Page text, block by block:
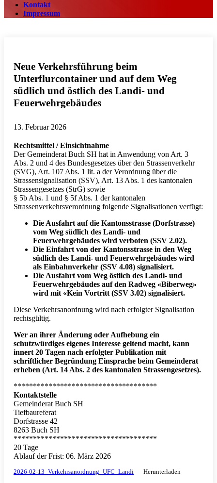
Kontakt
Impressum
Neue Verkehrsführung beim
Unterflurcontainer und auf dem Weg
südlich und östlich des Landi- und
Feuerwehrgebäudes
13. Februar 2026
Rechtsmittel / Einsichtnahme
Der Gemeinderat Buch SH hat in Anwendung von Art. 3
Abs. 2 und 4 des Bundesgesetzes über den Strassenverkehr
(SVG), Art. 107 Abs. 1 lit. a der Verordnung über die
Strassensignalisation (SSV), Art. 13 Abs. 1 des kantonalen
Strassengesetzes (StrG) sowie
§ 5b Abs. 1 und § 5f Abs. 1 der kantonalen
Strassenverkehrsverordnung folgende Signalisationen verfügt:
Die Ausfahrt auf die Kantonsstrasse (Dorfstrasse)
vom Weg südlich des Landi- und
Feuerwehrgebäudes wird verboten (SSV 2.02).
Die Einfahrt von der Kantonsstrasse in den Weg
südlich des Landi- und Feuerwehrgebäudes wird
als Einbahnverkehr (SSV 4.08) signalisiert.
Die Ausfahrt vom Weg östlich des Landi- und
Feuerwehrgebäudes auf den Radweg «Biberweg»
wird mit «Kein Vortritt (SSV 3.02) signalisiert.
Diese Verkehrsanordnung wird nach erfolgter Signalisation
rechtsgültig.
Wer an ihrer Änderung oder Aufhebung ein
schutzwürdiges eigenes Interesse geltend macht, kann
innert 20 Tagen nach erfolgter Publikation mit
schriftlicher Begründung Einsprache beim Gemeinderat
erheben (Art. 14 Abs. 2 des kantonalen Strassengesetzes).
*************************************
Kontaktstelle
Gemeinderat Buch SH
Tiefbaureferat
Dorfstrasse 42
8263 Buch SH
*************************************
20 Tage
Ablauf der Frist: 06. März 2026
2026-02-13_Verkehrsanordnung_UFC_Landi Herunterladen